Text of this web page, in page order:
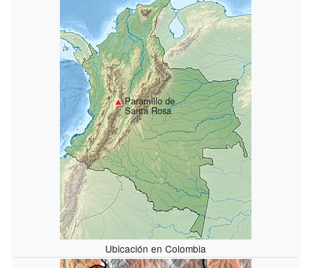
Paramillo de
Santa Rosa
Ubicación en Colombia